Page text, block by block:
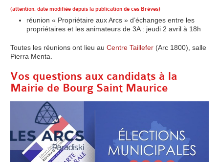
(attention, date modifiée depuis la publication de ces Brèves)
réunion « Propriétaire aux Arcs » d’échanges entre les
propriétaires et les animateurs de 3A : jeudi 2 avril à 18h
Toutes les réunions ont lieu auCentre Taillefer (Arc 1800), salle
Pierra Menta.
Vos questions aux candidats à la
Mairie de Bourg Saint Maurice